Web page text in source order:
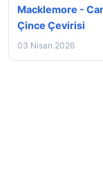
Macklemore -
Çince Çevirisi
03 Nisan 2026